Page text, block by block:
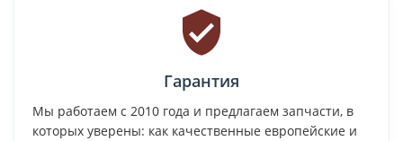
Гарантия
Мы работаем с 2010 года и предлагаем запчасти, в
которых уверены: как качественные европейские и